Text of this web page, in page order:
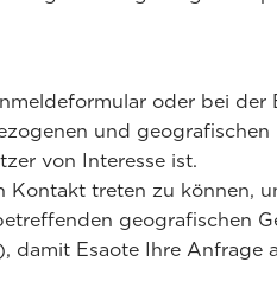
oder bei
und
von Interesse ist.
treten zu können,
geografischen
damit Esaote Ihre